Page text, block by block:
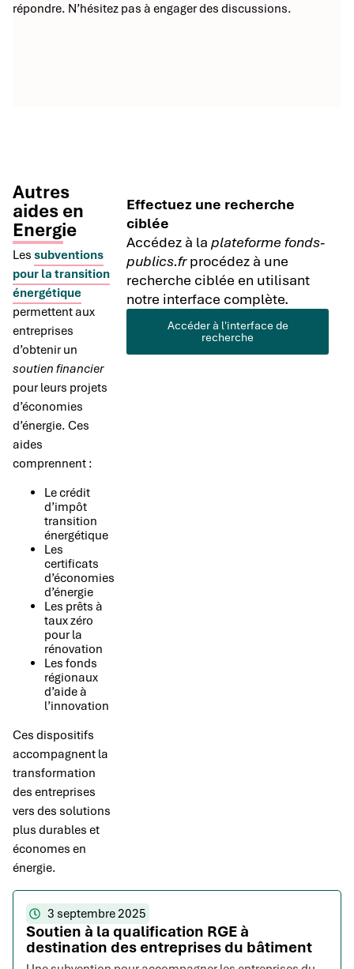
répondre. N’hésitez pas à engager des discussions.
Autres
aides en
Energie
Les subventions
pour la transition
énergétique
permettent aux
entreprises
d’obtenir un
soutien financier
pour leurs projets
d’économies
d’énergie. Ces
aides
comprennent :
Le crédit
d’impôt
transition
énergétique
Les
certificats
d’économies
d’énergie
Les prêts à
taux zéro
pour la
rénovation
Les fonds
régionaux
d’aide à
l’innovation
Ces dispositifs
accompagnent la
transformation
des entreprises
vers des solutions
plus durables et
économes en
énergie.
Effectuez une recherche
ciblée
Accédez à laplateforme fonds-
publics.frprocédez à une
recherche ciblée en utilisant
notre interface complète.
Accéder à l'interface de
recherche
3 septembre 2025
Soutien à la qualification RGE à
destination des entreprises du bâtiment